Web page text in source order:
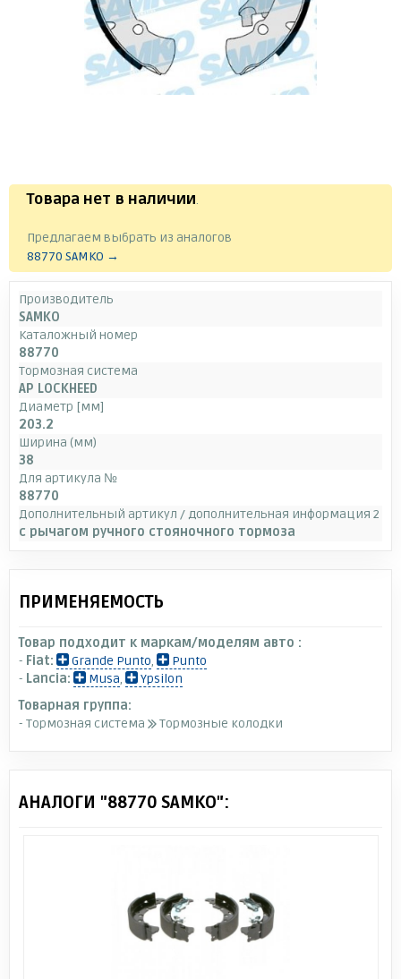
Товара нет в наличии.
Предлагаем выбрать из аналогов
88770 SAMKO →
Производитель
SAMKO
Каталожный номер
88770
Тормозная система
AP LOCKHEED
Диаметр [мм]
203.2
Ширина (мм)
38
Для артикула №
88770
Дополнительный артикул / дополнительная информация 2
с рычагом ручного стояночного тормоза
ПРИМЕНЯЕМОСТЬ
Товар подходит к маркам/моделям авто :
- Fiat: Grande Punto,
Punto
- Lancia: Musa,
Ypsilon
Товарная группа:
- Тормозная система
Тормозные колодки
АНАЛОГИ "88770 SAMKO":